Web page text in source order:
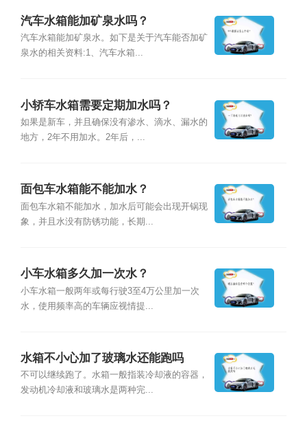
汽车水箱能加矿泉水吗？
汽车水箱能加矿泉水。如下是关于汽车能否加矿
泉水的相关资料:1、汽车水箱...
小轿车水箱需要定期加水吗？
如果是新车，并且确保没有渗水、滴水、漏水的
地方，2年不用加水。2年后，...
面包车水箱能不能加水？
面包车水箱不能加水，加水后可能会出现开锅现
象，并且水没有防锈功能，长期...
小车水箱多久加一次水？
小车水箱一般两年或每行驶3至4万公里加一次
水，使用频率高的车辆应视情提...
水箱不小心加了玻璃水还能跑吗
不可以继续跑了。水箱一般指装冷却液的容器，
发动机冷却液和玻璃水是两种完...